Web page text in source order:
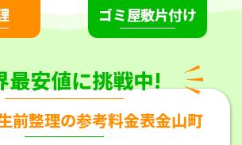
ゴミ屋敷片付け
最安値に挑戦中!
前整理の参考料金表金山町